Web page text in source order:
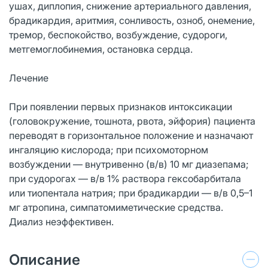
ушах, диплопия, снижение артериального давления,
брадикардия, аритмия, сонливость, озноб, онемение,
тремор, беспокойство, возбуждение, судороги,
метгемоглобинемия, остановка сердца.
Лечение
При появлении первых признаков интоксикации
(головокружение, тошнота, рвота, эйфория) пациента
переводят в горизонтальное положение и назначают
ингаляцию кислорода; при психомоторном
возбуждении — внутривенно (в/в) 10 мг диазепама;
при судорогах — в/в 1% раствора гексобарбитала
или тиопентала натрия; при брадикардии — в/в 0,5–1
мг атропина, симпатомиметические средства.
Диализ неэффективен.
Описание